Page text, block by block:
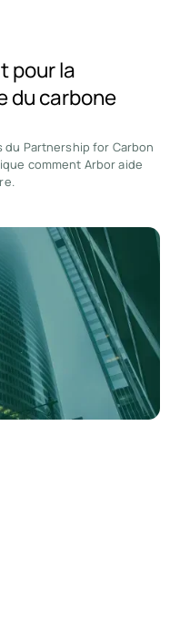
pour la
du carbone
du Partnership for Carbon
comment Arbor aide